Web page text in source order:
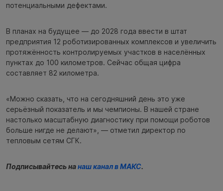
потенциальными дефектами.
В планах на будущее — до 2028 года ввести в штат
предприятия 12 роботизированных комплексов и увеличить
протяжённость контролируемых участков в населённых
пунктах до 100 километров. Сейчас общая цифра
составляет 82 километра.
«Можно сказать, что на сегодняшний день это уже
серьёзный показатель и мы чемпионы. В нашей стране
настолько масштабную диагностику при помощи роботов
больше нигде не делают», — отметил директор по
тепловым сетям СГК.
Подписывайтесь нанаш канал в МАКС.